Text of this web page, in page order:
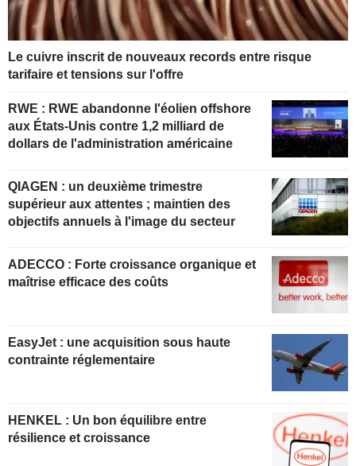
Le cuivre inscrit de nouveaux records entre risque
tarifaire et tensions sur l'offre
RWE : RWE abandonne l'éolien offshore
aux États-Unis contre 1,2 milliard de
dollars de l'administration américaine
QIAGEN : un deuxième trimestre
supérieur aux attentes ; maintien des
objectifs annuels à l'image du secteur
ADECCO : Forte croissance organique et
maîtrise efficace des coûts
EasyJet : une acquisition sous haute
contrainte réglementaire
HENKEL : Un bon équilibre entre
résilience et croissance